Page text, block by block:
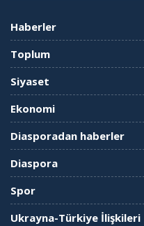
Haberler
Toplum
Siyaset
Ekonomi
Diasporadan haberler
Diaspora
Spor
Ukrayna-Türkiye İlişkileri